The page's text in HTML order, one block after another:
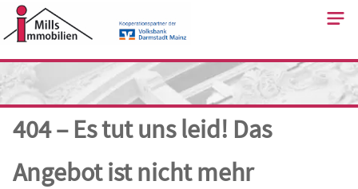
Skip
to
404 – Es tut uns leid! Das
Angebot ist nicht mehr